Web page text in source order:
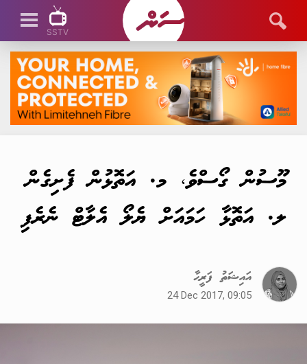
SSTV
SSTV LIVE
މޫސުން ގޯސްވެ، މ. އަތޮޅުން ފެށިގެން
ލ. އަތޮޅާ ހަމައަށް ޔެލޯ އެލާޓް ނެރެފި
އައިޝަތު ފަރީޙާ
24 Dec 2017, 09:05